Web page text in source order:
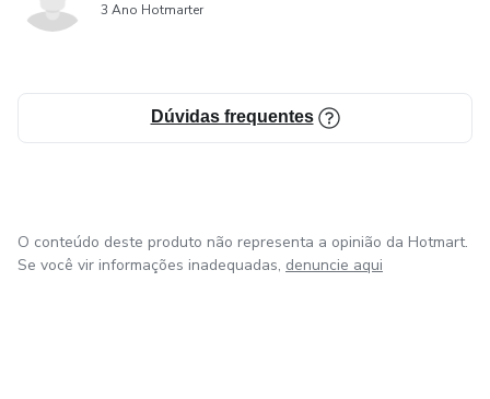
3 Ano Hotmarter
Dúvidas frequentes
O conteúdo deste produto não representa a opinião da Hotmart.
Se você vir informações inadequadas, denuncie aqui